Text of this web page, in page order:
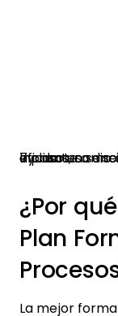
Incluso un sencillo plan de mejora de procesos de 7 pasos, como el que se muestra aquí, puede ayudarte a diseñar procesos nuevos eficaces y eficientes.
¿Por
Plan
La mejor